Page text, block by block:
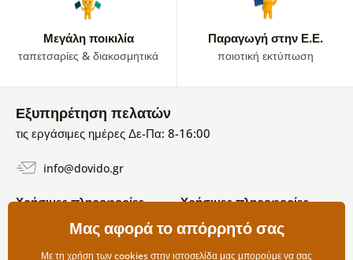
Μεγάλη ποικιλία
ταπετσαρίες & διακοσμητικά
Παραγωγή στην Ε.Ε.
ποιοτική εκτύπωση
Εξυπηρέτηση πελατών
τις εργάσιμες ημέρες Δε-Πα: 8-16:00
info@dovido.gr
Χρήσιμες πληροφορίες
Όροι χρήσης και επιστροφών
Χρήσιμες πληροφορίες
Σχετικά με εμάς
Συχνές Ερωτήσεις
Επικοινωνία
Μας αφορά το απόρρητό σας
Με τη χρήση των cookies στην ιστοσελίδα μας μπορούμε να σας